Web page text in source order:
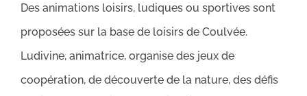
Des animations loisirs, ludiques ou sportives sont
proposées sur la base de loisirs de Coulvée.
Ludivine, animatrice, organise des jeux de
coopération, de découverte de la nature, des défis